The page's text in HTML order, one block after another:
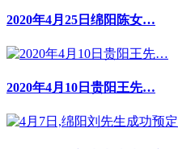
2020年4月25日绵阳陈女…
2020年4月10日贵阳王先…